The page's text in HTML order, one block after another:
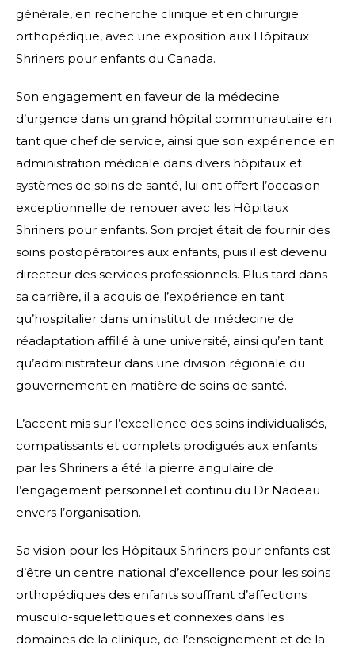
générale, en recherche clinique et en chirurgie
orthopédique, avec une exposition aux Hôpitaux
Shriners pour enfants du Canada.
Son engagement en faveur de la médecine
d’urgence dans un grand hôpital communautaire en
tant que chef de service, ainsi que son expérience en
administration médicale dans divers hôpitaux et
systèmes de soins de santé, lui ont offert l’occasion
exceptionnelle de renouer avec les Hôpitaux
Shriners pour enfants. Son projet était de fournir des
soins postopératoires aux enfants, puis il est devenu
directeur des services professionnels. Plus tard dans
sa carrière, il a acquis de l’expérience en tant
qu’hospitalier dans un institut de médecine de
réadaptation affilié à une université, ainsi qu’en tant
qu’administrateur dans une division régionale du
gouvernement en matière de soins de santé.
L’accent mis sur l’excellence des soins individualisés,
compatissants et complets prodigués aux enfants
par les Shriners a été la pierre angulaire de
l’engagement personnel et continu du Dr Nadeau
envers l’organisation.
Sa vision pour les Hôpitaux Shriners pour enfants est
d’être un centre national d’excellence pour les soins
orthopédiques des enfants souffrant d’affections
musculo-squelettiques et connexes dans les
domaines de la clinique, de l’enseignement et de la